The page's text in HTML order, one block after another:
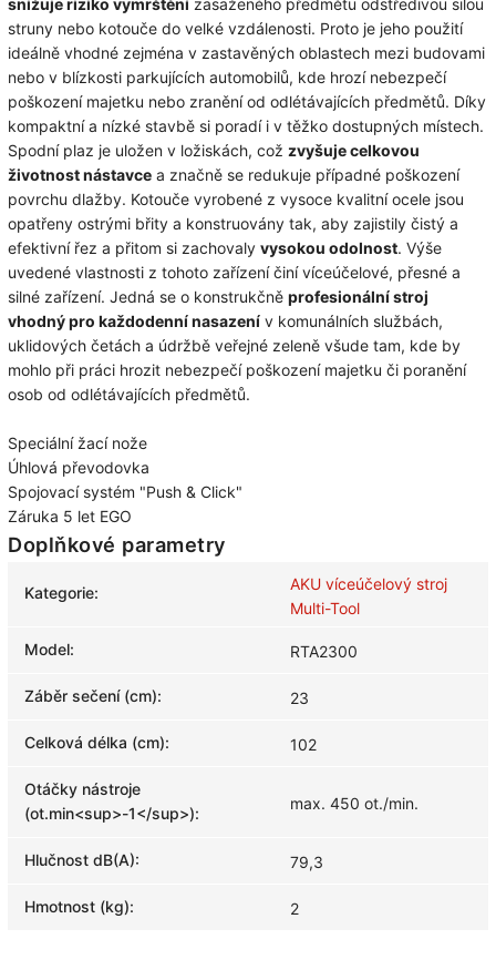
struny nebo kotouče do velké vzdálenosti. Proto je jeho použití
ideálně vhodné zejména v zastavěných oblastech mezi budovami
nebo v blízkosti parkujících automobilů, kde hrozí nebezpečí
poškození majetku nebo zranění od odlétávajících předmětů. Díky
kompaktní a nízké stavbě si poradí i v těžko dostupných místech.
Spodní plaz je uložen v ložiskách, což zvyšuje celkovou
životnost nástavce a značně se redukuje případné poškození
povrchu dlažby. Kotouče vyrobené z vysoce kvalitní ocele jsou
opatřeny ostrými břity a konstruovány tak, aby zajistily čistý a
efektivní řez a přitom si zachovaly vysokou odolnost. Výše
uvedené vlastnosti z tohoto zařízení činí víceúčelové, přesné a
silné zařízení. Jedná se o konstrukčně profesionální stroj
vhodný pro každodenní nasazení v komunálních službách,
uklidových četách a údržbě veřejné zeleně všude tam, kde by
mohlo při práci hrozit nebezpečí poškození majetku či poranění
osob od odlétávajících předmětů.
Speciální žací nože
Úhlová převodovka
Spojovací systém "Push & Click"
Záruka 5 let EGO
Doplňkové parametry
Kategorie:
AKU víceúčelový stroj
Multi-Tool
Model: RTA2300
Záběr sečení (cm): 23
Celková délka (cm): 102
Otáčky nástroje
(ot.min<sup>-1</sup>):
max. 450 ot./min.
Hlučnost dB(A): 79,3
Hmotnost (kg): 2